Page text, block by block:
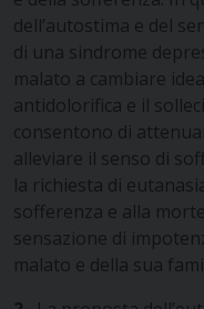
dell’autostima e del
di una sindrome
malato a cambiare
antidolorifica e il
consentono di
alleviare il senso di
la richiesta di
sofferenza e alla
sensazione di
malato e della sua